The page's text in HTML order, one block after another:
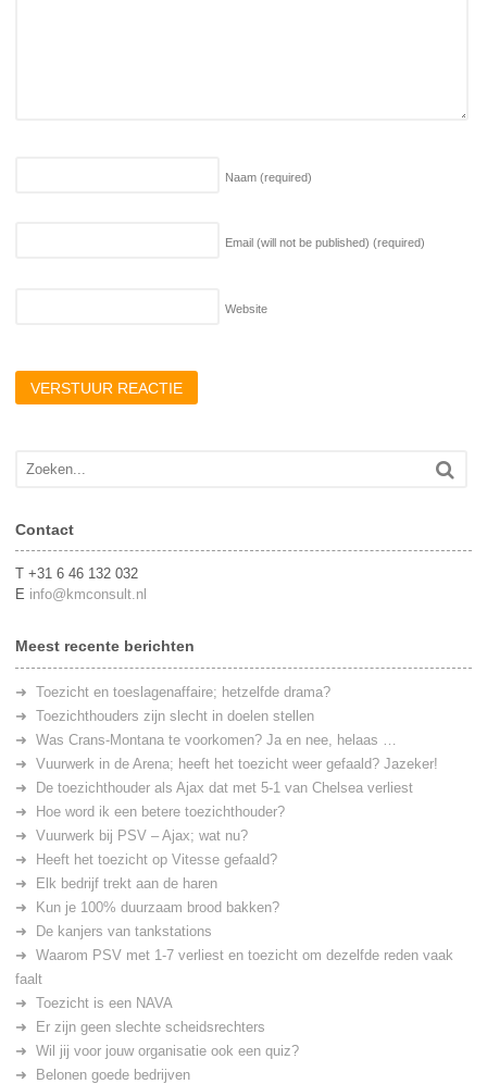
Naam (required)
Email (will not be published) (required)
Website
Contact
T +31 6 46 132 032
E info@kmconsult.nl
Meest recente berichten
Toezicht en toeslagenaffaire; hetzelfde drama?
Toezichthouders zijn slecht in doelen stellen
Was Crans-Montana te voorkomen? Ja en nee, helaas …
Vuurwerk in de Arena; heeft het toezicht weer gefaald? Jazeker!
De toezichthouder als Ajax dat met 5-1 van Chelsea verliest
Hoe word ik een betere toezichthouder?
Vuurwerk bij PSV – Ajax; wat nu?
Heeft het toezicht op Vitesse gefaald?
Elk bedrijf trekt aan de haren
Kun je 100% duurzaam brood bakken?
De kanjers van tankstations
Waarom PSV met 1-7 verliest en toezicht om dezelfde reden vaak
faalt
Toezicht is een NAVA
Er zijn geen slechte scheidsrechters
Wil jij voor jouw organisatie ook een quiz?
Belonen goede bedrijven